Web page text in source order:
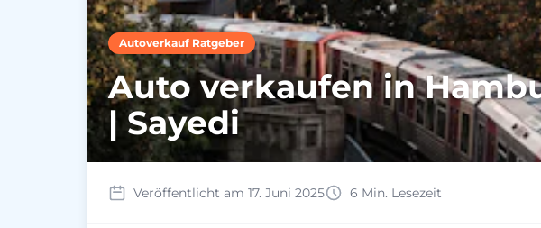
Autoverkauf Ratgeber
Auto verkaufen in
| Sayedi
Veröffentlicht am 17. Juni 2025 6 Min. Lesezeit